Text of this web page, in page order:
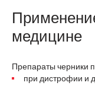
медицине
Препараты черники
при дистрофии и